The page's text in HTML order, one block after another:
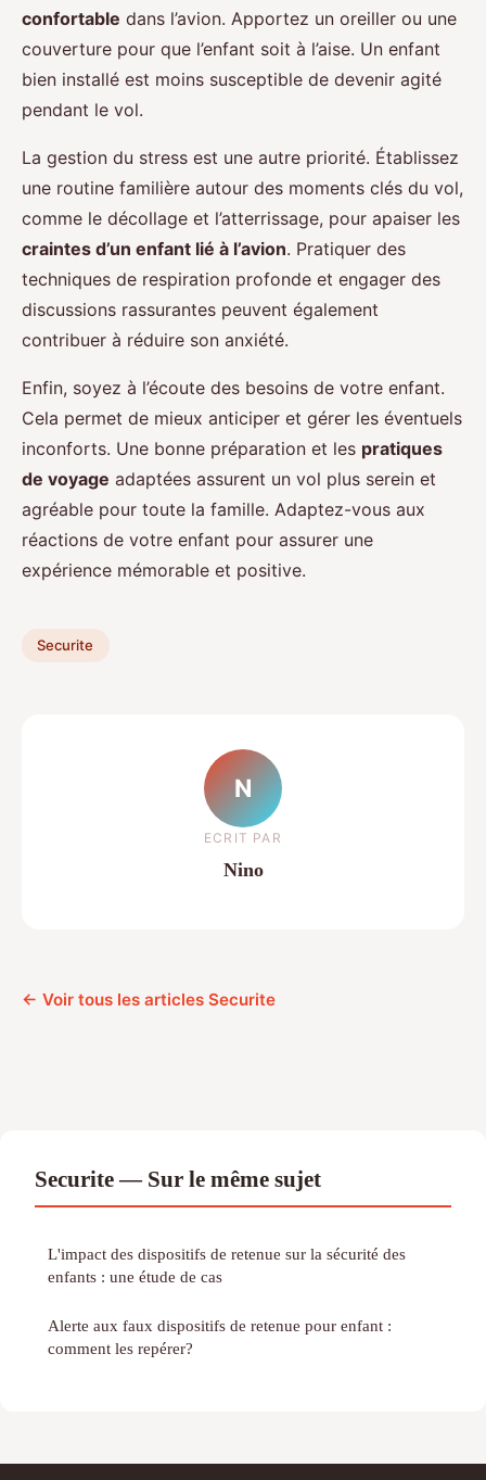
confortable dans l’avion. Apportez un oreiller ou une
couverture pour que l’enfant soit à l’aise. Un enfant
bien installé est moins susceptible de devenir agité
pendant le vol.
La gestion du stress est une autre priorité. Établissez
une routine familière autour des moments clés du vol,
comme le décollage et l’atterrissage, pour apaiser les
craintes d’un enfant lié à l’avion. Pratiquer des
techniques de respiration profonde et engager des
discussions rassurantes peuvent également
contribuer à réduire son anxiété.
Enfin, soyez à l’écoute des besoins de votre enfant.
Cela permet de mieux anticiper et gérer les éventuels
inconforts. Une bonne préparation et les pratiques
de voyage adaptées assurent un vol plus serein et
agréable pour toute la famille. Adaptez-vous aux
réactions de votre enfant pour assurer une
expérience mémorable et positive.
Securite
N
ECRIT PAR
Nino
← Voir tous les articles Securite
Securite — Sur le même sujet
L'impact des dispositifs de retenue sur la sécurité des
enfants : une étude de cas
Alerte aux faux dispositifs de retenue pour enfant :
comment les repérer?